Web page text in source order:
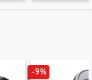
-9%